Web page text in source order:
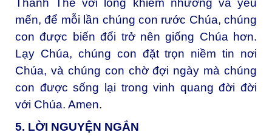
mến, để mỗi lần chúng con rước Chúa, chúng
con được biến đổi trở nên giống Chúa hơn.
Lạy Chúa, chúng con đặt trọn niềm tin nơi
Chúa, và chúng con chờ đợi ngày mà chúng
con được sống lại trong vinh quang đời đời
với Chúa. Amen.
5. LỜI NGUYỆN NGẮN